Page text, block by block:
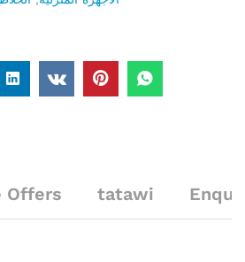
Offers tatawi